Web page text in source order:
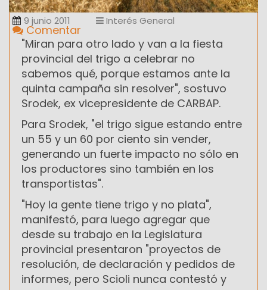
9 junio 2011 Interés General
Comentar
"Miran para otro lado y van a la fiesta
provincial del trigo a celebrar no
sabemos qué, porque estamos ante la
quinta campaña sin resolver", sostuvo
Srodek, ex vicepresidente de CARBAP.
Para Srodek, "el trigo sigue estando entre
un 55 y un 60 por ciento sin vender,
generando un fuerte impacto no sólo en
los productores sino también en los
transportistas".
"Hoy la gente tiene trigo y no plata",
manifestó, para luego agregar que
desde su trabajo en la Legislatura
provincial presentaron "proyectos de
resolución, de declaración y pedidos de
informes, pero Scioli nunca contestó y